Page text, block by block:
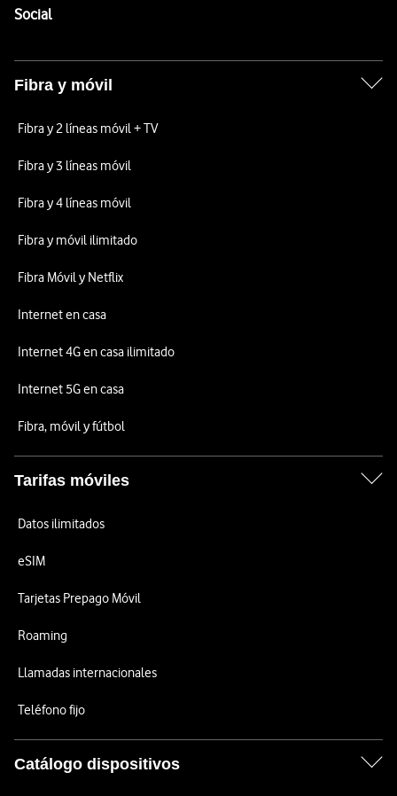
SocialEnlaces a las redes sociales de Vodafone
Fibra y móvil
Fibra y 2 líneas móvil + TV
Fibra y 3 líneas móvil
Fibra y 4 líneas móvil
Fibra y móvil ilimitado
Fibra Móvil y Netflix
Internet en casa
Internet 4G en casa ilimitado
Internet 5G en casa
Fibra, móvil y fútbol
Tarifas móviles
Datos ilimitados
eSIM
Tarjetas Prepago Móvil
Roaming
Llamadas internacionales
Teléfono fijo
Catálogo dispositivos